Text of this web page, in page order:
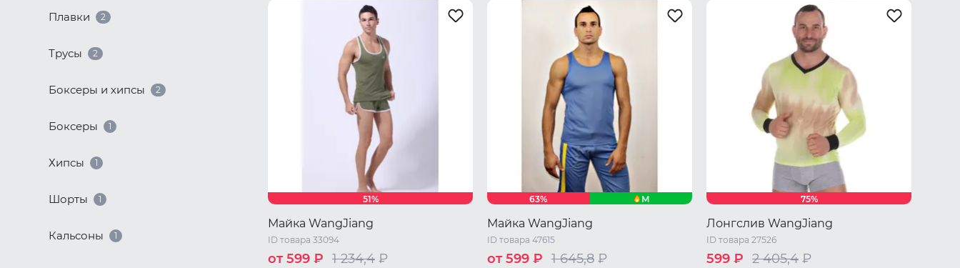
Плавки 2
Трусы 2
Боксеры и хипсы 2
Боксеры 1
Хипсы 1
Шорты 1
Кальсоны 1
46 RU / M 46 RU / M XL 46 RU / M
51%
Майка WangJiang
ID товара 33094
от 599 ₽ 1 234,4 ₽
63% M
Майка WangJiang
ID товара 47615
от 599 ₽ 1 645,8 ₽
75%
Лонгслив WangJiang
ID товара 27526
599 ₽ 2 405,4 ₽